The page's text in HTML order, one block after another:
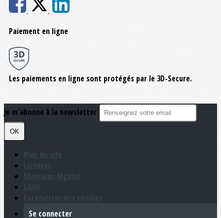
Paiement en ligne
Les paiements en ligne sont protégés par le 3D-Secure.
Je m'abonne à la newsletter
OK
Se connecter